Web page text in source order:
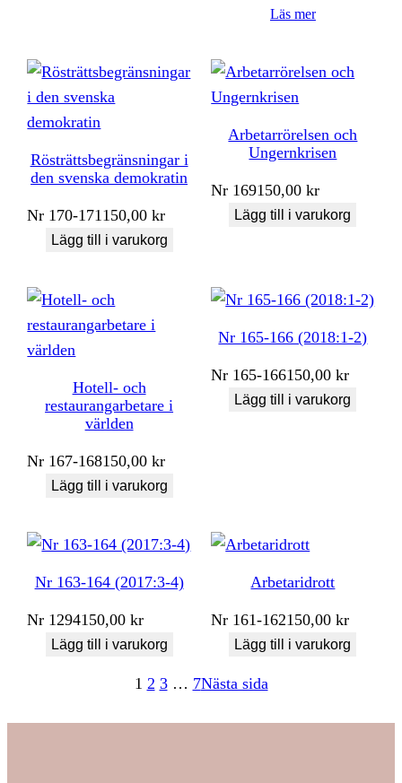
Läs mer
Rösträttsbegränsningar i
den svenska demokratin
Nr 170-171150,00kr
Lägg till i varukorg
Arbetarrörelsen och
Ungernkrisen
Nr 169150,00kr
Lägg till i varukorg
Hotell- och
restaurangarbetare i
världen
Nr 167-168150,00kr
Lägg till i varukorg
Nr 165-166 (2018:1-2)
Nr 165-166150,00kr
Lägg till i varukorg
Nr 163-164 (2017:3-4)
Nr 1294150,00kr
Lägg till i varukorg
Arbetaridrott
Nr 161-162150,00kr
Lägg till i varukorg
1 2 3 … 7Nästa sida